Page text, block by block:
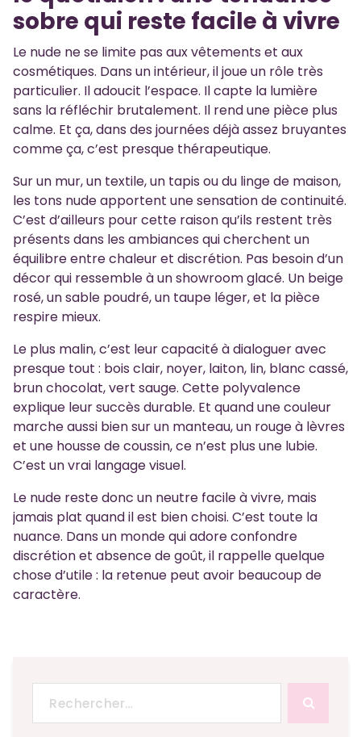
sobre qui reste facile à vivre
Le nude ne se limite pas aux vêtements et aux
cosmétiques. Dans un intérieur, il joue un rôle très
particulier. Il adoucit l’espace. Il capte la lumière
sans la réfléchir brutalement. Il rend une pièce plus
calme. Et ça, dans des journées déjà assez bruyantes
comme ça, c’est presque thérapeutique.
Sur un mur, un textile, un tapis ou du linge de maison,
les tons nude apportent une sensation de continuité.
C’est d’ailleurs pour cette raison qu’ils restent très
présents dans les ambiances qui cherchent un
équilibre entre chaleur et discrétion. Pas besoin d’un
décor qui ressemble à un showroom glacé. Un beige
rosé, un sable poudré, un taupe léger, et la pièce
respire mieux.
Le plus malin, c’est leur capacité à dialoguer avec
presque tout : bois clair, noyer, laiton, lin, blanc cassé,
brun chocolat, vert sauge. Cette polyvalence
explique leur succès durable. Et quand une couleur
marche aussi bien sur un manteau, un rouge à lèvres
et une housse de coussin, ce n’est plus une lubie.
C’est un vrai langage visuel.
Le nude reste donc un neutre facile à vivre, mais
jamais plat quand il est bien choisi. C’est toute la
nuance. Dans un monde qui adore confondre
discrétion et absence de goût, il rappelle quelque
chose d’utile : la retenue peut avoir beaucoup de
caractère.
pour :